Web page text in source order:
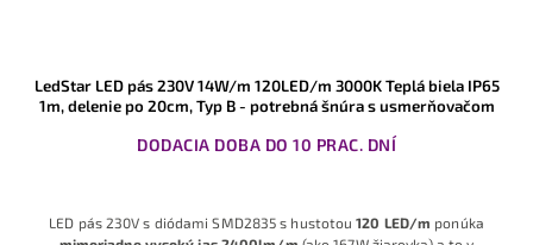
LedStar LED pás 230V 14W/m 120LED/m 3000K Teplá biela IP65
1m, delenie po 20cm, Typ B - potrebná šnúra s usmerňovačom
DODACIA DOBA DO 10 PRAC. DNÍ
LED pás 230V s diódami SMD2835 s hustotou120 LED/m ponúka